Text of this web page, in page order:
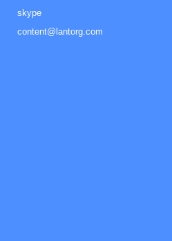
skype
content@lantorg.com